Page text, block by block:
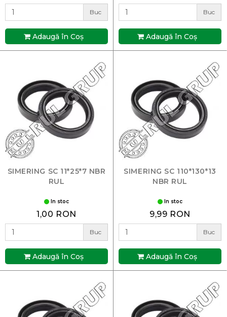
Buc
Adaugă în Coş
Buc
Adaugă în Coş
SIMERING SC 11*25*7 NBR
RUL
In stoc
1,00 RON
Buc
Adaugă în Coş
SIMERING SC 110*130*13
NBR RUL
In stoc
9,99 RON
Buc
Adaugă în Coş